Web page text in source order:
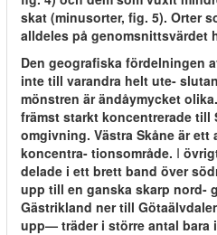
skat (minusorter, fig. 5). Orter
alldeles på genomsnittsvärdet
Den geografiska fördelningen
inte till varandra helt ute-
mönstren är ändåymycket
främst starkt koncentrerade till
omgivning. Västra Skåne är
koncentra- tionsområde. I
delade i ett brett band över
upp till en ganska skarp nord-
Gästrikland ner till
upp— träder i större antal bara